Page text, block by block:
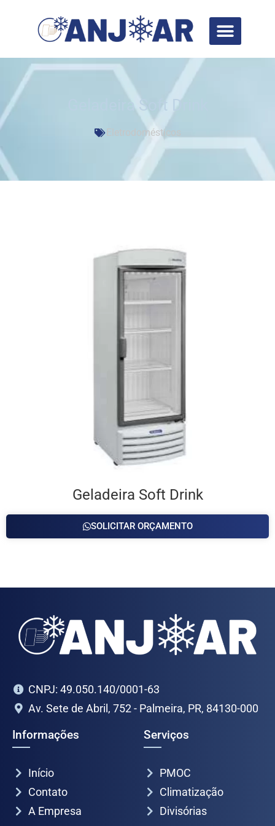
Geladeira Soft Drink
Eletrodomésticos
Geladeira Soft Drink
SOLICITAR ORÇAMENTO
CNPJ: 49.050.140/0001-63
Av. Sete de Abril, 752 - Palmeira, PR, 84130-000
Informações
Início
Contato
A Empresa
Serviços
PMOC
Climatização
Divisórias